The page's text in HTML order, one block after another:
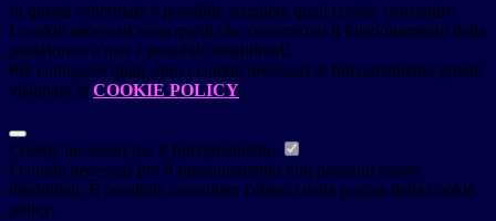
In questa schermata è possibile scegliere quali cookie consentire.
I cookie necessari sono quelli che consentono il funzionamento della
piattaforma e non è possibile disabilitarli.
Per conoscere quali sono i cookie necessari al funzionamento potete
visionare la COOKIE POLICY.
Cookie necessari per il funzionamento
I cookie necessari per il funzionamento non possono essere
disabilitati. È possibile consultare l'elenco nella pagina della cookie
policy.